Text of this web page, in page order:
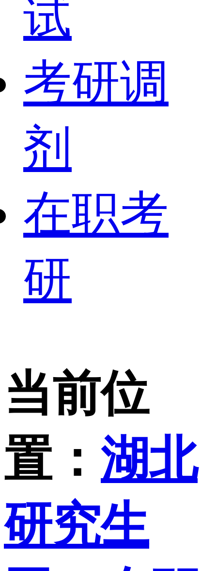
试
考研调
剂
在职考
研
当前位
置： 湖北
研究生